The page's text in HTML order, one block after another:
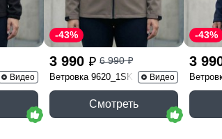
Видео
3 990 p 6 990p
-43%
Ветровка 9620_1SK Видео
Смотреть
3
-43%